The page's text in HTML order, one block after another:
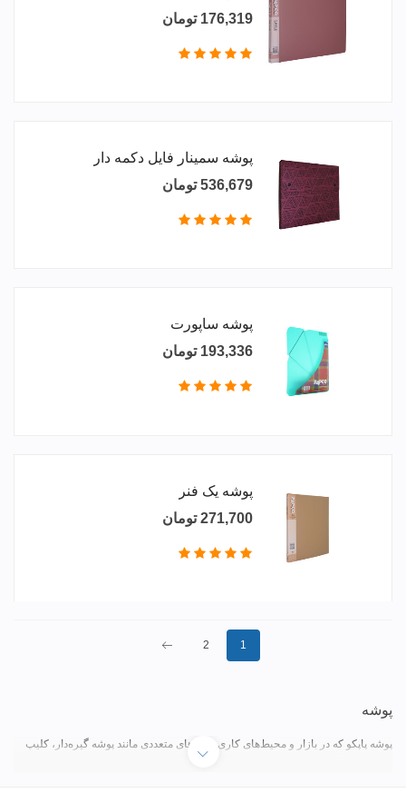
176,319 تومان
پوشه سمینار فایل دکمه دار
536,679 تومان
پوشه ساپورت
193,336 تومان
پوشه یک فنر
271,700 تومان
1
2 بعدی
پوشه
پوشه پاپکو که در بازار و محیط‌های کاری با نام‌های متعددی مانند پوشه گیره‌دار، کلیپ
فایل، پوشه آویز، پوشه سمیناری، پوشه کارتابل و پوشه فایلی معروف و شناخته